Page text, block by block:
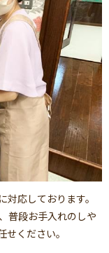
応しております。
普段お手入れのしや
ください。